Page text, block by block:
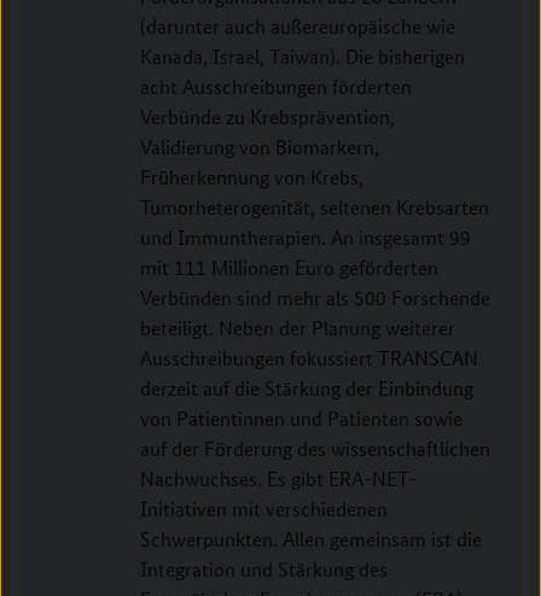
(darunter auch außereuropäische wie
Kanada, Israel, Taiwan). Die bisherigen
acht Ausschreibungen förderten
Verbünde zu Krebsprävention,
Validierung von Biomarkern,
Früherkennung von Krebs,
Tumorheterogenität, seltenen Krebsarten
und Immuntherapien. An insgesamt 99
mit 111 Millionen Euro geförderten
Verbünden sind mehr als 500 Forschende
beteiligt. Neben der Planung weiterer
Ausschreibungen fokussiert TRANSCAN
derzeit auf die Stärkung der Einbindung
von Patientinnen und Patienten sowie
auf der Förderung des wissenschaftlichen
Nachwuchses. Es gibt ERA-NET-
Initiativen mit verschiedenen
Schwerpunkten. Allen gemeinsam ist die
Integration und Stärkung des